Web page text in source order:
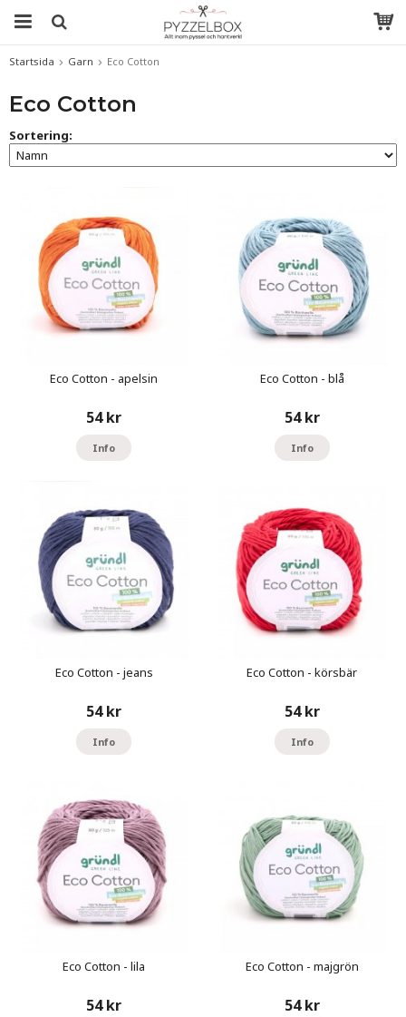
Startsida Garn Eco Cotton
Eco Cotton
Sortering:
Eco Cotton - apelsin
54 kr
Info
Eco Cotton - blå
54 kr
Info
Eco Cotton - jeans
54 kr
Info
Eco Cotton - körsbär
54 kr
Info
Eco Cotton - lila
54 kr
Eco Cotton - majgrön
54 kr